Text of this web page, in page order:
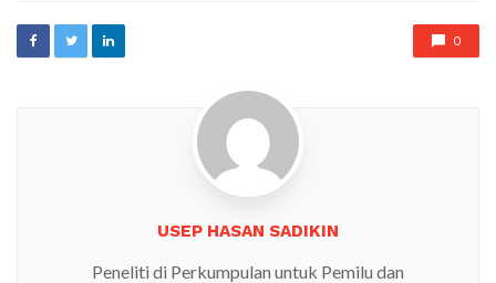
0
USEP HASAN SADIKIN
Peneliti di Perkumpulan untuk Pemilu dan